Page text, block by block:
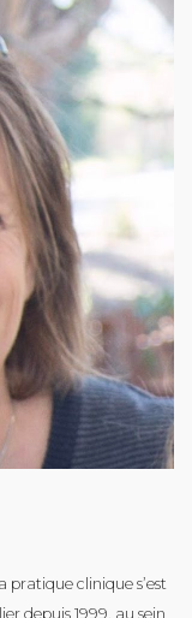
pratique clinique s’est
depuis 1999, au sein